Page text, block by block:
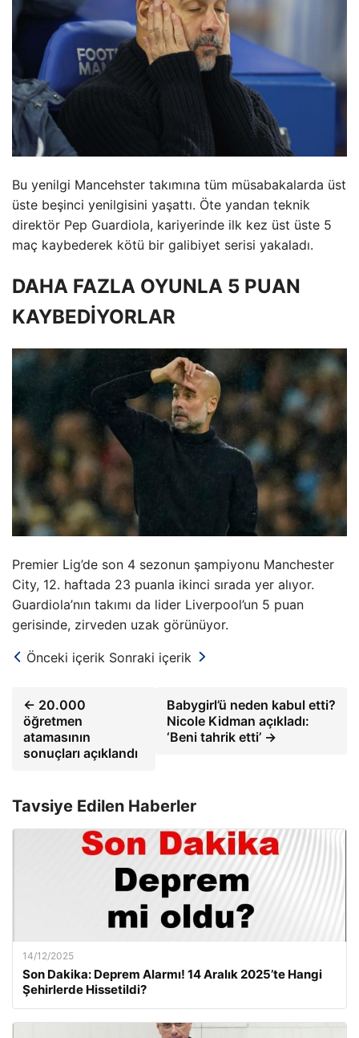
Bu yenilgi Mancehster takımına tüm müsabakalarda üst
üste beşinci yenilgisini yaşattı. Öte yandan teknik
direktör Pep Guardiola, kariyerinde ilk kez üst üste 5
maç kaybederek kötü bir galibiyet serisi yakaladı.
DAHA FAZLA OYUNLA 5 PUAN
KAYBEDİYORLAR
Premier Lig’de son 4 sezonun şampiyonu Manchester
City, 12. haftada 23 puanla ikinci sırada yer alıyor.
Guardiola’nın takımı da lider Liverpool’un 5 puan
gerisinde, zirveden uzak görünüyor.
Önceki içerik Sonraki içerik
← 20.000
öğretmen
atamasının
sonuçları açıklandı
Babygirl’ü neden kabul etti?
Nicole Kidman açıkladı:
‘Beni tahrik etti’ →
Tavsiye Edilen Haberler
14/12/2025
Son Dakika: Deprem Alarmı! 14 Aralık 2025’te Hangi
Şehirlerde Hissetildi?